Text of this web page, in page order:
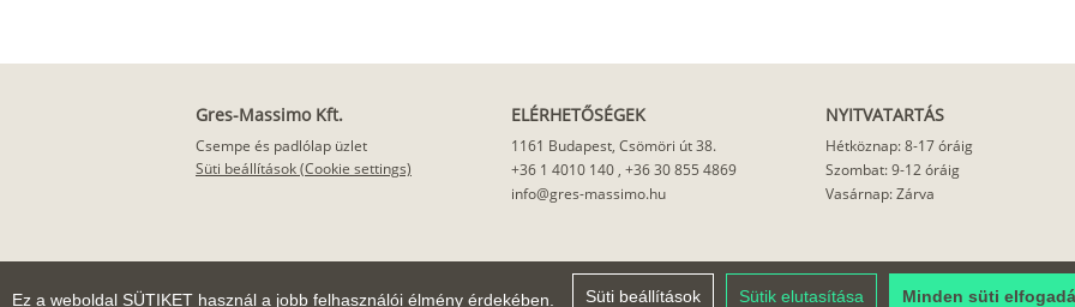
Ez a weboldal SÜTIKET használ a jobb felhasználói élmény érdekében. Süti beállítások Sütik elutasítása Minden süti
Gres-Massimo Kft.
Csempe és padlólap üzlet
Süti beállítások (Cookie settings)
ELÉRHETŐSÉGEK
1161 Budapest, Csömöri út 38.
+36 1 4010 140, +36 30 855 4869
info@gres-massimo.hu
NYITVATARTÁS
Hétköznap: 8-17 óráig
Szombat: 9-12 óráig
Vasárnap: Zárva